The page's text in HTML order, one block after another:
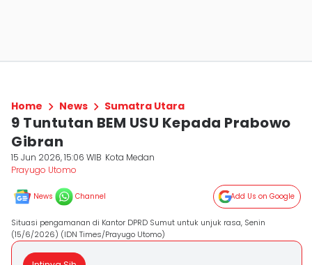
Home News Sumatra Utara
9 Tuntutan BEM USU Kepada Prabowo
Gibran
15 Jun 2026, 15:06 WIB Kota Medan
Prayugo Utomo
News Channel Add Us on Google
Situasi pengamanan di Kantor DPRD Sumut untuk unjuk rasa, Senin
(15/6/2026) (IDN Times/Prayugo Utomo)